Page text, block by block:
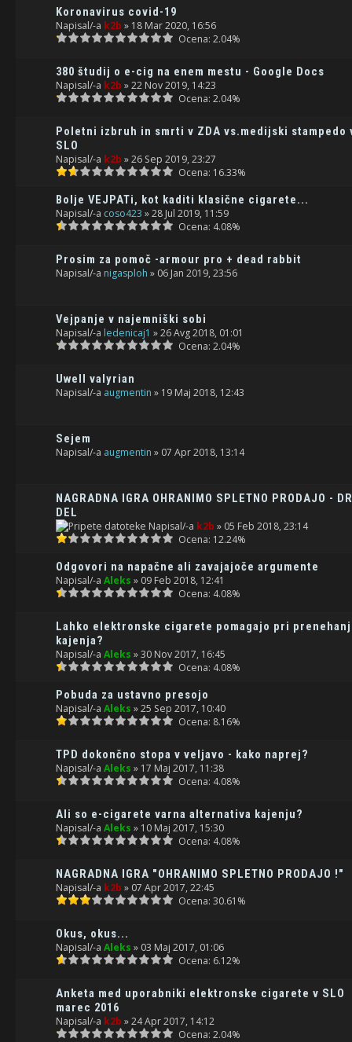
Koronavirus covid-19
Napisal/-a k2b » 18 Mar 2020, 16:56
Ocena: 2.04%
380 študij o e-cig na enem mestu - Google Docs
Napisal/-a k2b » 22 Nov 2019, 14:23
Ocena: 2.04%
Poletni izbruh in smrti v ZDA vs.medijski stampedo
SLO
Napisal/-a k2b » 26 Sep 2019, 23:27
Ocena: 16.33%
Bolje VEJPATi, kot kaditi klasične cigarete...
Napisal/-a coso423 » 28 Jul 2019, 11:59
Ocena: 4.08%
Prosim za pomoč -armour pro + dead rabbit
Napisal/-a nigasploh » 06 Jan 2019, 23:56
Vejpanje v najemniški sobi
Napisal/-a ledenicaj1 » 26 Avg 2018, 01:01
Ocena: 2.04%
Uwell valyrian
Napisal/-a augmentin » 19 Maj 2018, 12:43
Sejem
Napisal/-a augmentin » 07 Apr 2018, 13:14
NAGRADNA IGRA OHRANIMO SPLETNO PRODAJO -
DEL
Napisal/-a k2b » 05 Feb 2018, 23:14
Ocena: 12.24%
Odgovori na napačne ali zavajajoče argumente
Napisal/-a Aleks » 09 Feb 2018, 12:41
Ocena: 4.08%
Lahko elektronske cigarete pomagajo pri
kajenja?
Napisal/-a Aleks » 30 Nov 2017, 16:45
Ocena: 4.08%
Pobuda za ustavno presojo
Napisal/-a Aleks » 25 Sep 2017, 10:40
Ocena: 8.16%
TPD dokončno stopa v veljavo - kako naprej?
Napisal/-a Aleks » 17 Maj 2017, 11:38
Ocena: 4.08%
Ali so e-cigarete varna alternativa kajenju?
Napisal/-a Aleks » 10 Maj 2017, 15:30
Ocena: 4.08%
NAGRADNA IGRA "OHRANIMO SPLETNO PRODAJO !"
Napisal/-a k2b » 07 Apr 2017, 22:45
Ocena: 30.61%
Okus, okus...
Napisal/-a Aleks » 03 Maj 2017, 01:06
Ocena: 6.12%
Anketa med uporabniki elektronske cigarete v SLO
marec 2016
Napisal/-a k2b » 24 Apr 2017, 14:12
Ocena: 2.04%